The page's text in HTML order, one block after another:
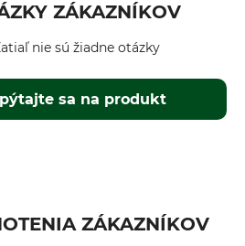
ZÁKAZNÍKOV
sa na produkt
nie sú žiadne otázky
ZÁKAZNÍKOV